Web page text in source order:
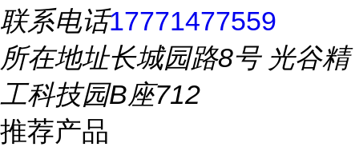
联系电话17771477559
所在地址长城园路8号 光谷精
工科技园B座712
推荐产品